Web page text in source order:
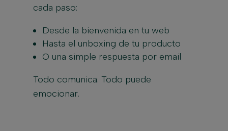
cada paso:
Desde la bienvenida en tu web
Hasta el unboxing de tu producto
O una simple respuesta por email
Todo comunica. Todo puede
emocionar.